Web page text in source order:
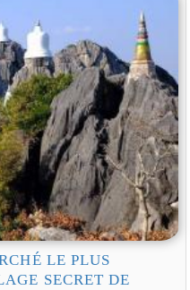
LE PLUS
SECRET DE